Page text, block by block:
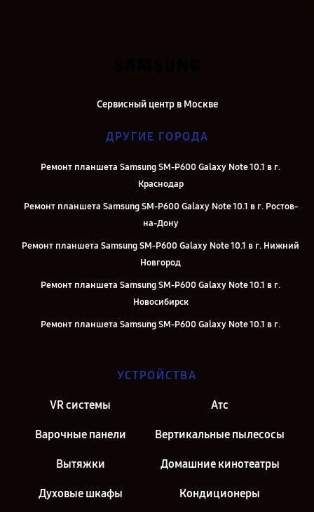
Сервисный центр в Москве
ДРУГИЕ ГОРОДА
Ремонт планшета Samsung SM-P600 Galaxy Note 10.1 в г.
Краснодар
Ремонт планшета Samsung SM-P600 Galaxy Note 10.1 в г. Ростов-
на-Дону
Ремонт планшета Samsung SM-P600 Galaxy Note 10.1 в г. Нижний
Новгород
Ремонт планшета Samsung SM-P600 Galaxy Note 10.1 в г.
Новосибирск
Ремонт планшета Samsung SM-P600 Galaxy Note 10.1 в г.
Екатеринбург
Ремонт планшета Samsung SM-P600 Galaxy Note 10.1 в г. Казань
Петербург
УСТРОЙСТВА
VR системы Атс
Варочные панели Вертикальные пылесосы
Вытяжки Домашние кинотеатры
Духовые шкафы Кондиционеры